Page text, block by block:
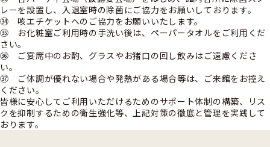
レーを設置し、入退室時の除菌にご協力をお願いしております。
㉞ 咳エチケットへのご協力をお願いいたします。
㉟ お化粧室ご利用時の手洗い後は、ペーパータオルをご利用くだ
さい。
㊱ ご宴席中のお酌、グラスやお猪口の回し飲みはご遠慮くださ
い。
㊲ ご体調が優れない場合や発熱がある場合等は、ご来館をお控え
ください。
皆様に安心してご利用いただけるためのサポート体制の構築、リス
クを抑制するための衛生強化等、上記対策の徹底と管理を実践して
おります。